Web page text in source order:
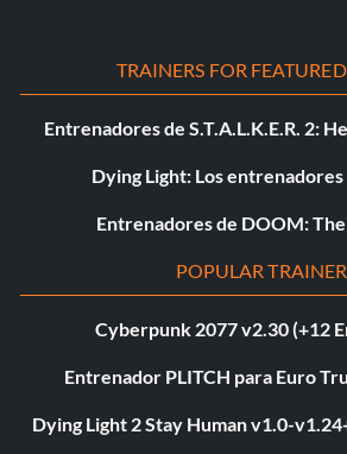
TRAINERS FOR
Entrenadores de S.T.A.L.K.E.R. 2:
Dying Light: Los entrenadores
Entrenadores de DOOM:
POPULAR
Cyberpunk 2077 v2.30 (+12
Entrenador PLITCH para Euro
Dying Light 2 Stay Human v1.0-